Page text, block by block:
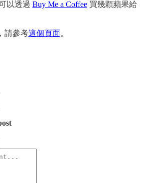
以透過 Buy Me a Coffee 買幾顆蘋果給
請參考這個頁面。